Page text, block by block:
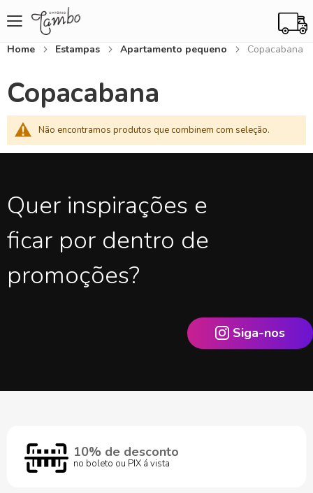
Home Estampas Apartamento pequeno Copacabana
Copacabana
Não encontramos produtos que combinem com seleção.
Quer inspirações e
ficar por dentro de
promoções?
Siga-nos
10% de desconto
no boleto ou PIX á vista